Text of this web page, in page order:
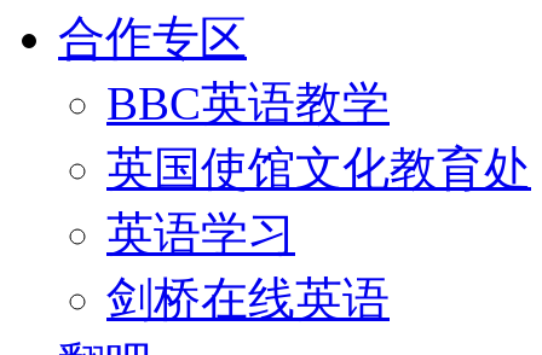
合作专区
BBC英语教学
英国使馆文化教育处
英语学习
剑桥在线英语